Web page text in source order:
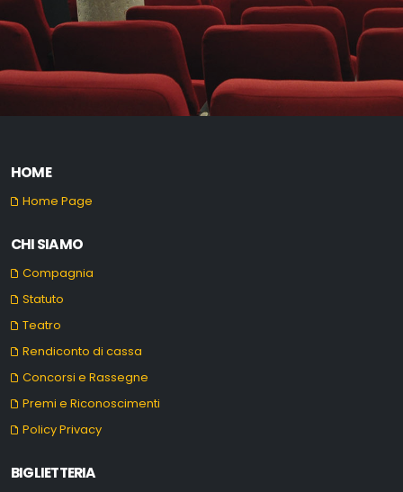
HOME
Home Page
CHI SIAMO
Compagnia
Statuto
Teatro
Rendiconto di cassa
Concorsi e Rassegne
Premi e Riconoscimenti
Policy Privacy
BIGLIETTERIA